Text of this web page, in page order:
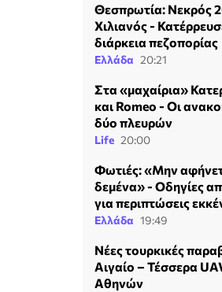
Θεσπρωτία: Νεκρός
Χιλιανός -
διάρκεια πεζοπορίας
Ελλάδα 20:21
Στα «μαχαίρια»
και Romeo - Οι
δύο πλευρών
Life 20:00
Φωτιές: «Μην
δεμένα» - Οδηγίες
για περιπτώσεις
Ελλάδα 19:49
Νέες τουρκικές
Αιγαίο – Τέσσερα
Αθηνών